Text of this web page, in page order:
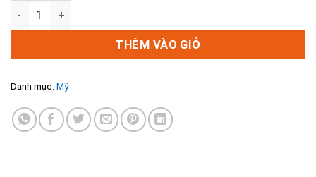
550.000₫.là:
500.000₫.
NATURE MADE Postnatal Multi DHA -Vitamin Dành Cho
THÊM VÀO GIỎ
Danh mục: Mỹ